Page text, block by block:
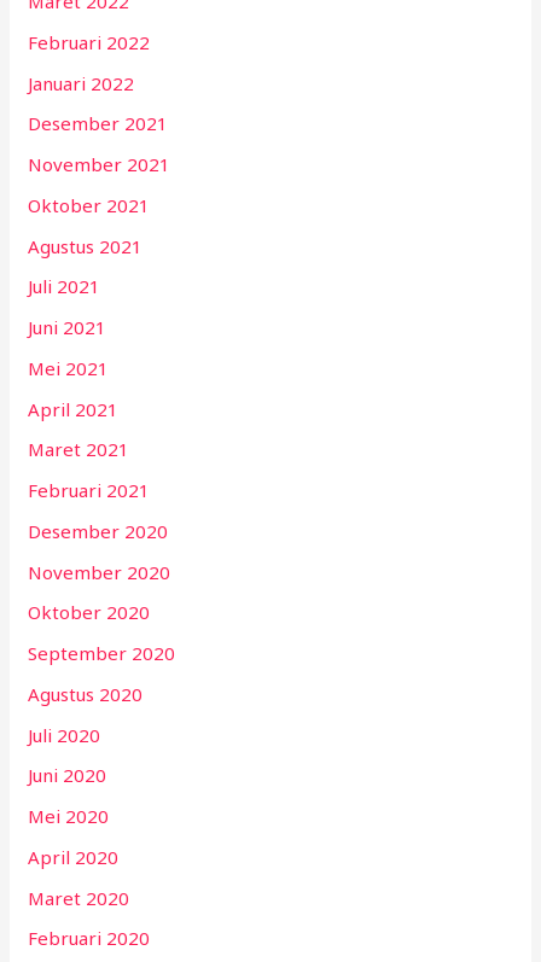
Februari 2022
Januari 2022
Desember 2021
November 2021
Oktober 2021
Agustus 2021
Juli 2021
Juni 2021
Mei 2021
April 2021
Maret 2021
Februari 2021
Desember 2020
November 2020
Oktober 2020
September 2020
Agustus 2020
Juli 2020
Juni 2020
Mei 2020
April 2020
Maret 2020
Februari 2020